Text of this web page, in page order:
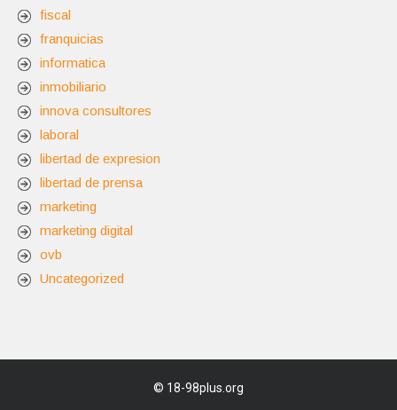
fiscal
franquicias
informatica
inmobiliario
innova consultores
laboral
libertad de expresion
libertad de prensa
marketing
marketing digital
ovb
Uncategorized
© 18-98plus.org